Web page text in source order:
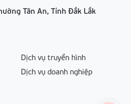
Tân An, Tỉnh Đắk Lắk
Dịch vụ truyền hình
Dịch vụ doanh nghiệp